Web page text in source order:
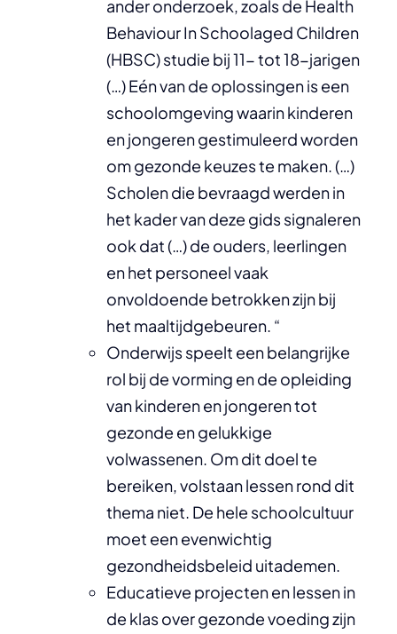
ander onderzoek, zoals de Health
Behaviour In Schoolaged Children
(HBSC) studie bij 11- tot 18-jarigen
(…) Eén van de oplossingen is een
schoolomgeving waarin kinderen
en jongeren gestimuleerd worden
om gezonde keuzes te maken. (…)
Scholen die bevraagd werden in
het kader van deze gids signaleren
ook dat (…) de ouders, leerlingen
en het personeel vaak
onvoldoende betrokken zijn bij
het maaltijdgebeuren. “
Onderwijs speelt een belangrijke
rol bij de vorming en de opleiding
van kinderen en jongeren tot
gezonde en gelukkige
volwassenen. Om dit doel te
bereiken, volstaan lessen rond dit
thema niet. De hele schoolcultuur
moet een evenwichtig
gezondheidsbeleid uitademen.
Educatieve projecten en lessen in
de klas over gezonde voeding zijn